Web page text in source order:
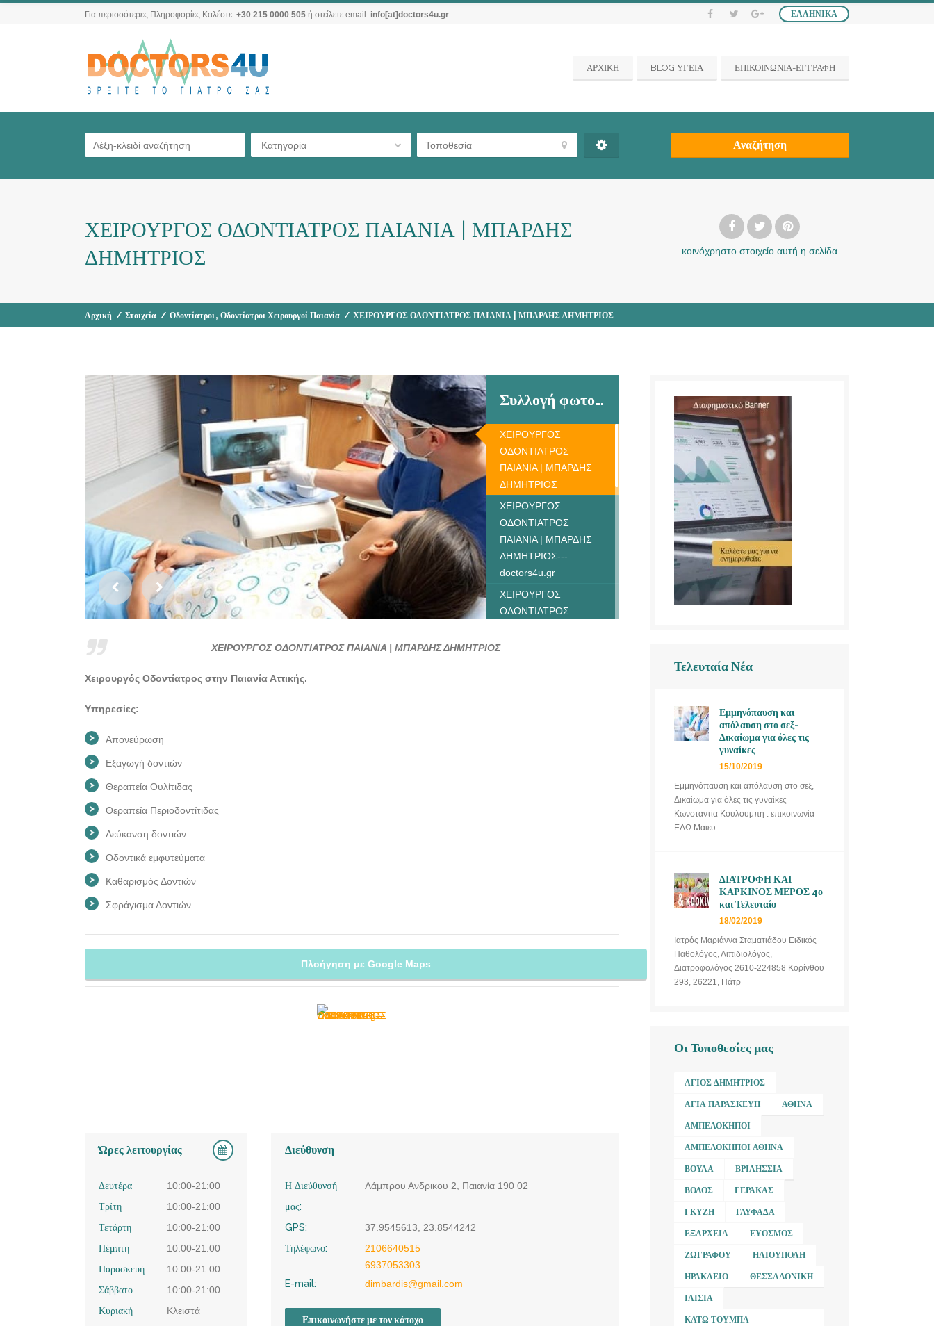
ΕΛΛΗΝΙΚΆ
Για περισσότερες Πληροφορίες Καλέστε: +30 215 0000 505 ή στείλετε email: info[at]doctors4u.gr
ΑΡΧΙΚΗ BLOG ΥΓΕΙΑ ΕΠΙΚΟΙΝΩΝΙΑ-ΕΓΓΡΑΦΗ
Κατηγορία Αναζήτηση
ΧΕΙΡΟΥΡΓΟΣ ΟΔΟΝΤΙΑΤΡΟΣ ΠΑΙΑΝΙΑ | ΜΠΑΡΔΗΣ
ΔΗΜΗΤΡΙΟΣ
κοινόχρηστο στοιχείο αυτή η σελίδα
Αρχική / Στοιχεία / Οδοντίατροι, Οδοντίατροι Χειρουργοί Παιανία / ΧΕΙΡΟΥΡΓΟΣ ΟΔΟΝΤΙΑΤΡΟΣ ΠΑΙΑΝΙΑ | ΜΠΑΡΔΗΣ ΔΗΜΗΤΡΙΟΣ
Συλλογή φωτογραφιών
ΧΕΙΡΟΥΡΓΟΣ
ΟΔΟΝΤΙΑΤΡΟΣ
ΠΑΙΑΝΙΑ | ΜΠΑΡΔΗΣ
ΔΗΜΗΤΡΙΟΣ
ΧΕΙΡΟΥΡΓΟΣ
ΟΔΟΝΤΙΑΤΡΟΣ
ΠΑΙΑΝΙΑ | ΜΠΑΡΔΗΣ
ΔΗΜΗΤΡΙΟΣ---
doctors4u.gr
ΧΕΙΡΟΥΡΓΟΣ
ΟΔΟΝΤΙΑΤΡΟΣ
ΔΗΜΗΤΡΙΟΣ---
ΧΕΙΡΟΥΡΓΟΣ
ΠΑΙΑΝΙΑ | ΜΠΑΡΔΗΣ
ΧΕΙΡΟΥΡΓΟΣ ΟΔΟΝΤΙΑΤΡΟΣ ΠΑΙΑΝΙΑ | ΜΠΑΡΔΗΣ ΔΗΜΗΤΡΙΟΣ
Χειρουργός Οδοντίατρος στην Παιανία Αττικής.
Υπηρεσίες:
Απονεύρωση
Εξαγωγή δοντιών
Θεραπεία Ουλίτιδας
Θεραπεία Περιοδοντίτιδας
Λεύκανση δοντιών
Οδοντικά εμφυτεύματα
Καθαρισμός Δοντιών
Σφράγισμα Δοντιών
Πλοήγηση με Google Maps
Ώρες λειτουργίας
Δευτέρα
10:00-21:00
Τρίτη
10:00-21:00
Τετάρτη
10:00-21:00
Πέμπτη
10:00-21:00
Παρασκευή
10:00-21:00
Σάββατο
10:00-21:00
Κυριακή
Κλειστά
Διεύθυνση
Η Διεύθυνσή
μας:
Λάμπρου Ανδρικου 2, Παιανία 190 02
GPS:
37.9545613, 23.8544242
Τηλέφωνο:
2106640515
6937053303
E-mail:
dimbardis@gmail.com
Επικοινωνήστε με τον κάτοχο
Τελευταία Νέα
Εμμηνόπαυση και
απόλαυση στο σεξ-
Δικαίωμα για όλες τις
γυναίκες
15/10/2019
Εμμηνόπαυση και απόλαυση στο σεξ,
Δικαίωμα για όλες τις γυναίκες
Κωνσταντία Κουλουμπή : επικοινωνία
ΕΔΩ Μαιευ
ΔΙΑΤΡΟΦΗ ΚΑΙ
ΚΑΡΚΙΝΟΣ ΜΕΡΟΣ 4ο
και Τελευταίο
18/02/2019
Ιατρός Μαριάννα Σταματιάδου Ειδικός
Παθολόγος, Λιπιδιολόγος,
Διατροφολόγος 2610-224858 Κορίνθου
293, 26221, Πάτρ
Οι Τοποθεσίες μας
ΆΓΙΟΣ ΔΗΜΉΤΡΙΟΣ
ΑΓΊΑ ΠΑΡΑΣΚΕΥΉ ΑΘΉΝΑ
ΑΜΠΕΛΌΚΗΠΟΙ
ΑΜΠΕΛΌΚΗΠΟΙ ΑΘΉΝΑ
ΒΟΎΛΑ ΒΡΙΛΉΣΣΙΑ
ΒΌΛΟΣ ΓΈΡΑΚΑΣ
ΓΚΎΖΗ ΓΛΥΦΆΔΑ
ΕΞΆΡΧΕΙΑ ΕΎΟΣΜΟΣ
ΖΩΓΡΆΦΟΥ ΗΛΙΟΎΠΟΛΗ
ΗΡΆΚΛΕΙΟ ΘΕΣΣΑΛΟΝΊΚΗ
ΙΛΊΣΙΑ
ΚΆΤΩ ΤΟΎΜΠΑ